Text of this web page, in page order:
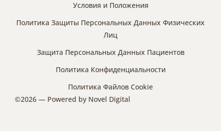
Условия и Положения
Политика Защиты Персональных Данных Физических
Лиц
Защита Персональных Данных Пациентов
Политика Конфиденциальности
Политика Файлов Cookie
©2026 — Powered by Novel Digital